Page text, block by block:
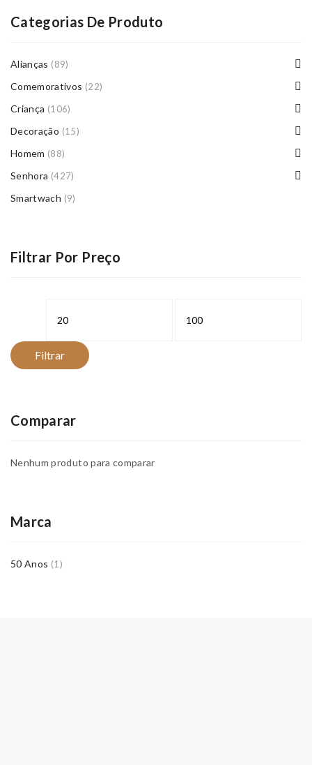
Categorias De Produto
Alianças (89)
Comemorativos (22)
Criança (106)
Decoração (15)
Homem (88)
Senhora (427)
Smartwach (9)
Filtrar Por Preço
Filtrar
Comparar
Nenhum produto para comparar
Marca
50 Anos (1)